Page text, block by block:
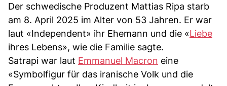
Der schwedische Produzent Mattias Ripa starb
am 8. April 2025 im Alter von 53 Jahren. Er war
laut «Independent» ihr Ehemann und die «Liebe
ihres Lebens», wie die Familie sagte.
Satrapi war laut Emmanuel Macron eine
«Symbolfigur für das iranische Volk und die